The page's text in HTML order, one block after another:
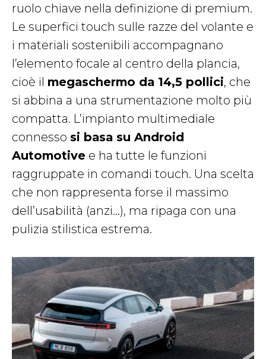
ruolo chiave nella definizione di premium.
Le superfici touch sulle razze del volante e
i materiali sostenibili accompagnano
l’elemento focale al centro della plancia,
cioè il megaschermo da 14,5 pollici, che
si abbina a una strumentazione molto più
compatta. L’impianto multimediale
connesso si basa su Android
Automotive e ha tutte le funzioni
raggruppate in comandi touch. Una scelta
che non rappresenta forse il massimo
dell’usabilità (anzi…), ma ripaga con una
pulizia stilistica estrema.